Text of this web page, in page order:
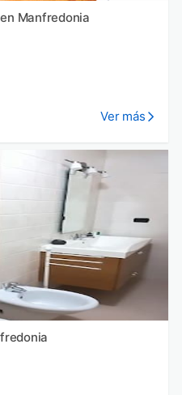
Manfredonia
Ver más